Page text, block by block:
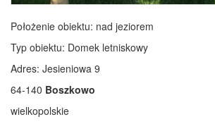
Położenie obiektu: nad jeziorem
Typ obiektu: Domek letniskowy
Adres: Jesieniowa 9
64-140 Boszkowo
wielkopolskie